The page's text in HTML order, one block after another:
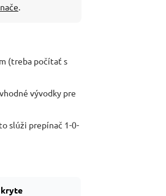
(treba počítať s
vývodky pre
slúži prepínač 1-0-
kryte